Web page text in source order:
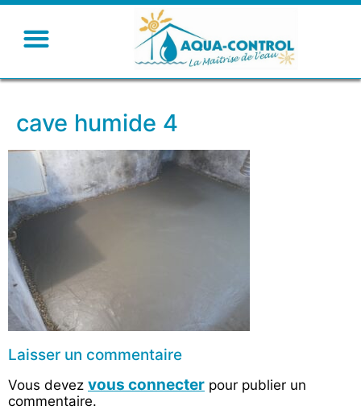
cave humide 4
Laisser un commentaire
Vous devez vous connecter pour publier un
commentaire.